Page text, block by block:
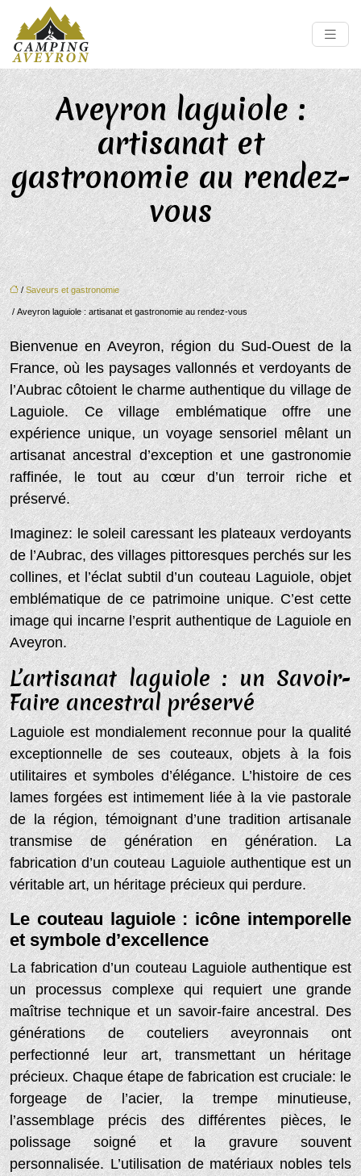
Aveyron laguiole :
artisanat et
gastronomie au rendez-
vous
/Saveurs et gastronomie
/ Aveyron laguiole : artisanat et gastronomie au rendez-vous
Bienvenue en Aveyron, région du Sud-Ouest de la
France, où les paysages vallonnés et verdoyants de
l’Aubrac côtoient le charme authentique du village de
Laguiole. Ce village emblématique offre une
expérience unique, un voyage sensoriel mêlant un
artisanat ancestral d’exception et une gastronomie
raffinée, le tout au cœur d’un terroir riche et
préservé.
Imaginez: le soleil caressant les plateaux verdoyants
de l’Aubrac, des villages pittoresques perchés sur les
collines, et l’éclat subtil d’un couteau Laguiole, objet
emblématique de ce patrimoine unique. C’est cette
image qui incarne l’esprit authentique de Laguiole en
Aveyron.
L’artisanat laguiole : un Savoir-
Faire ancestral préservé
Laguiole est mondialement reconnue pour la qualité
exceptionnelle de ses couteaux, objets à la fois
utilitaires et symboles d’élégance. L’histoire de ces
lames forgées est intimement liée à la vie pastorale
de la région, témoignant d’une tradition artisanale
transmise de génération en génération. La
fabrication d’un couteau Laguiole authentique est un
véritable art, un héritage précieux qui perdure.
Le couteau laguiole : icône intemporelle
et symbole d’excellence
La fabrication d’un couteau Laguiole authentique est
un processus complexe qui requiert une grande
maîtrise technique et un savoir-faire ancestral. Des
générations de couteliers aveyronnais ont
perfectionné leur art, transmettant un héritage
précieux. Chaque étape de fabrication est cruciale: le
forgeage de l’acier, la trempe minutieuse,
l’assemblage précis des différentes pièces, le
polissage soigné et la gravure souvent
personnalisée. L’utilisation de matériaux nobles tels